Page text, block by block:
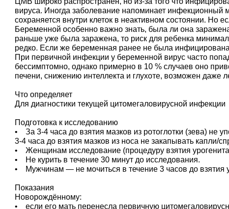
вируса. Иногда заболевание напоминает
сохраняется внутри клеток в неактивном состоянии. Но
Беременной особенно важно знать, была ли она
раньше уже была заражена, то риск для ребенка
редко. Если же беременная ранее не была
При первичной инфекции у беременной вирус часто
бессимптомно, однако примерно в 10 % случаев оно
печени, снижению интеллекта и глухоте, возможен даже
Что определяет
Для диагностики текущей цитомегаловирусной инфекции
Подготовка к исследованию
• За 3-4 часа до взятия мазков из ротоглотки (зева) не
3-4 часа до взятия мазков из носа не закапывать капли/
• Женщинам исследование (процедуру взятия
• Не курить в течение 30 минут до исследования.
• Мужчинам — не мочиться в течение 3 часов до взятия
Показания
Новорождённому:
• если его мать перенесла первичную